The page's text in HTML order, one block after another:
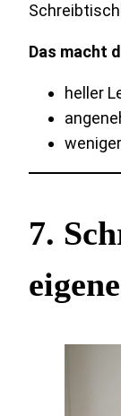
Das macht
heller
7.